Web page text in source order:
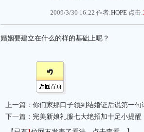
2009/3/30 16:22 作者:HOPE 点击:
婚姻要建立在什么的样的基础上呢？
上一篇： 你们家那口子领到结婚证后说第一句
下一篇： 完美新娘礼服七大绝招加十足小提醒